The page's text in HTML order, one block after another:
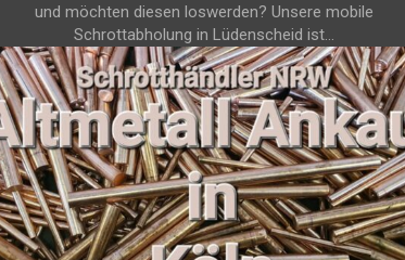
und möchten diesen loswerden? Unsere mobile
Schrottabholung in Lüdenscheid ist...